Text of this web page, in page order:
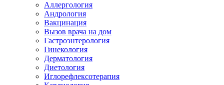
Аллергология
Андрология
Вакцинация
Вызов врача на дом
Гастроэнтерология
Гинекология
Дерматология
Диетология
Иглорефлексотерапия